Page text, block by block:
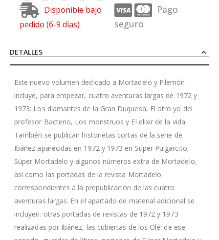
Disponible bajo
pedido (6-9 días)
Pago
seguro
DETALLES
Este nuevo volumen dedicado a Mortadelo y Filemón
incluye, para empezar, cuatro aventuras largas de 1972 y
1973: Los diamantes de la Gran Duquesa, El otro yo del
profesor Bacterio, Los monstruos y El elixir de la vida.
También se publican historietas cortas de la serie de
Ibáñez aparecidas en 1972 y 1973 en Súper Pulgarcito,
Súper Mortadelo y algunos números extra de Mortadelo,
así como las portadas de la revista Mortadelo
correspondientes a la prepublicación de las cuatro
aventuras largas. En el apartado de material adicional se
incluyen: otras portadas de revistas de 1972 y 1973
realizadas por Ibáñez, las cubiertas de los Olé! de ese